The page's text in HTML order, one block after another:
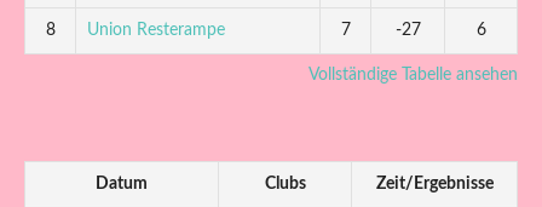
8 Union Resterampe 7 -27 6
Vollständige Tabelle ansehen
Datum Clubs Zeit/Ergebnisse